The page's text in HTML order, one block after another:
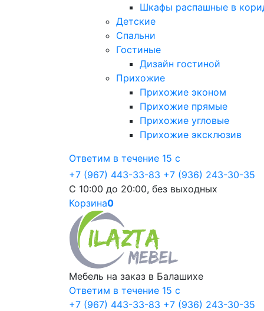
Шкафы распашные в
Детские
Спальни
Гостиные
Дизайн гостиной
Прихожие
Прихожие эконом
Прихожие прямые
Прихожие угловые
Прихожие эксклюзив
Ответим в течение 15 с
+7 (967) 443-33-83 +7 (936) 243-30-35
С 10:00 до 20:00, без выходных
Корзина0
Мебель на заказ в Балашихе
Ответим в течение 15 с
+7 (967) 443-33-83 +7 (936) 243-30-35